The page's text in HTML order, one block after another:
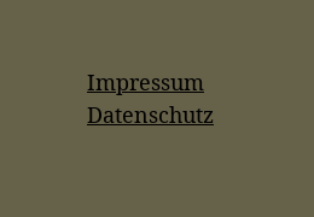
Impressum
Datenschutz